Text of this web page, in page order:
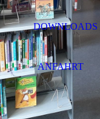
DOWNLOADS
ANFAHRT